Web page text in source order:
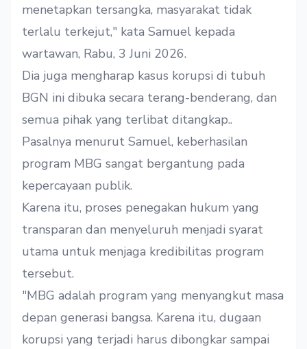
menetapkan tersangka, masyarakat tidak
terlalu terkejut," kata Samuel kepada
wartawan, Rabu, 3 Juni 2026.
Dia juga mengharap kasus korupsi di tubuh
BGN ini dibuka secara terang-benderang, dan
semua pihak yang terlibat ditangkap..
Pasalnya menurut Samuel, keberhasilan
program MBG sangat bergantung pada
kepercayaan publik.
Karena itu, proses penegakan hukum yang
transparan dan menyeluruh menjadi syarat
utama untuk menjaga kredibilitas program
tersebut.
"MBG adalah program yang menyangkut masa
depan generasi bangsa. Karena itu, dugaan
korupsi yang terjadi harus dibongkar sampai